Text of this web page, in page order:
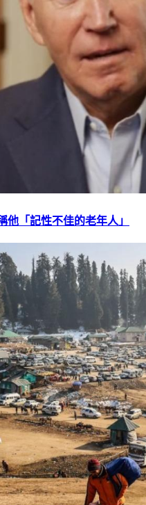
「記性不佳的老年人」